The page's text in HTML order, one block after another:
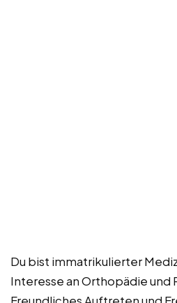
Du bist immatrikulierter
Interesse an Orthopädie und